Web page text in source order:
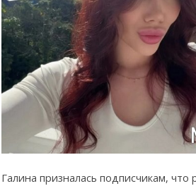
Галина призналась подписчикам, что